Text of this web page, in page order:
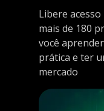
Libere
mais de 180
você
prática e ter
mercado